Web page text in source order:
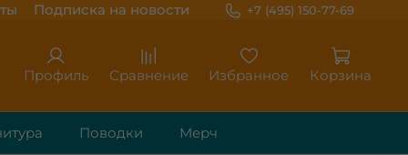
Подписка на новости +7 (495) 150-77-69
Профиль Сравнение Избранное Корзина
Поводки Мерч